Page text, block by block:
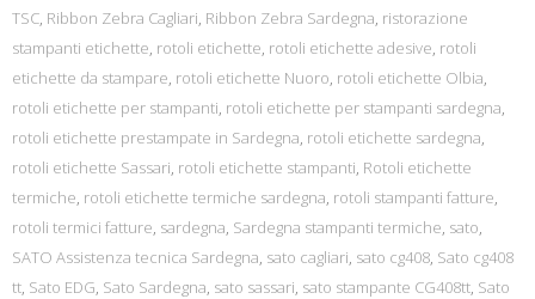
TSC, Ribbon Zebra Cagliari, Ribbon Zebra Sardegna, ristorazione
stampanti etichette, rotoli etichette, rotoli etichette adesive, rotoli
etichette da stampare, rotoli etichette Nuoro, rotoli etichette Olbia,
rotoli etichette per stampanti, rotoli etichette per stampanti sardegna,
rotoli etichette prestampate in Sardegna, rotoli etichette sardegna,
rotoli etichette Sassari, rotoli etichette stampanti, Rotoli etichette
termiche, rotoli etichette termiche sardegna, rotoli stampanti fatture,
rotoli termici fatture, sardegna, Sardegna stampanti termiche, sato,
SATO Assistenza tecnica Sardegna, sato cagliari, sato cg408, Sato cg408
tt, Sato EDG, Sato Sardegna, sato sassari, sato stampante CG408tt, Sato